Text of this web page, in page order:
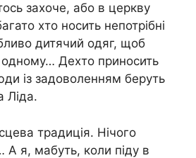
захоче, або в церкву
хто носить непотрібні
дитячий одяг, щоб
Дехто приносить
із задоволенням беруть
Ліда.
традиція. Нічого
А я, мабуть, коли піду в